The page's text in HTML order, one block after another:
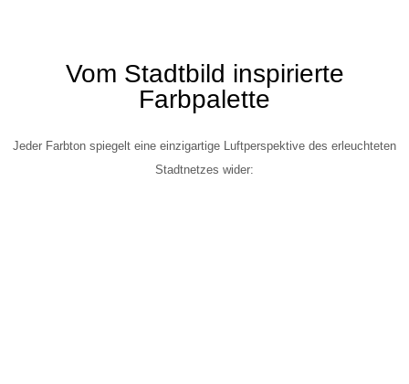
Vom Stadtbild inspirierte
Farbpalette
Jeder Farbton spiegelt eine einzigartige Luftperspektive des erleuchteten
Stadtnetzes wider: